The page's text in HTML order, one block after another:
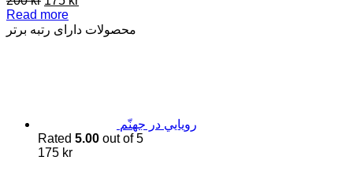
price
was:
is:
Read more
محصولات دارای رتبه برتر
رويايي در جهنّم
Rated 5.00 out of 5
175 kr